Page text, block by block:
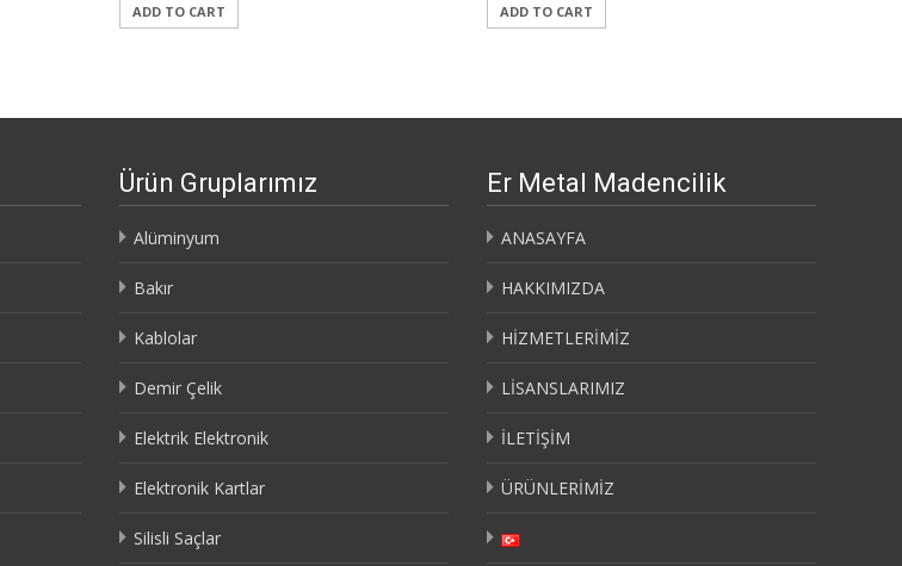
ADD TO CART ADD TO CART
Ürün Gruplarımız
Alüminyum
Bakır
Kablolar
Demir Çelik
Elektrik Elektronik
Elektronik Kartlar
Silisli Saçlar
Er Metal Madencilik
ANASAYFA
HAKKIMIZDA
HİZMETLERİMİZ
LİSANSLARIMIZ
İLETİŞİM
ÜRÜNLERİMİZ